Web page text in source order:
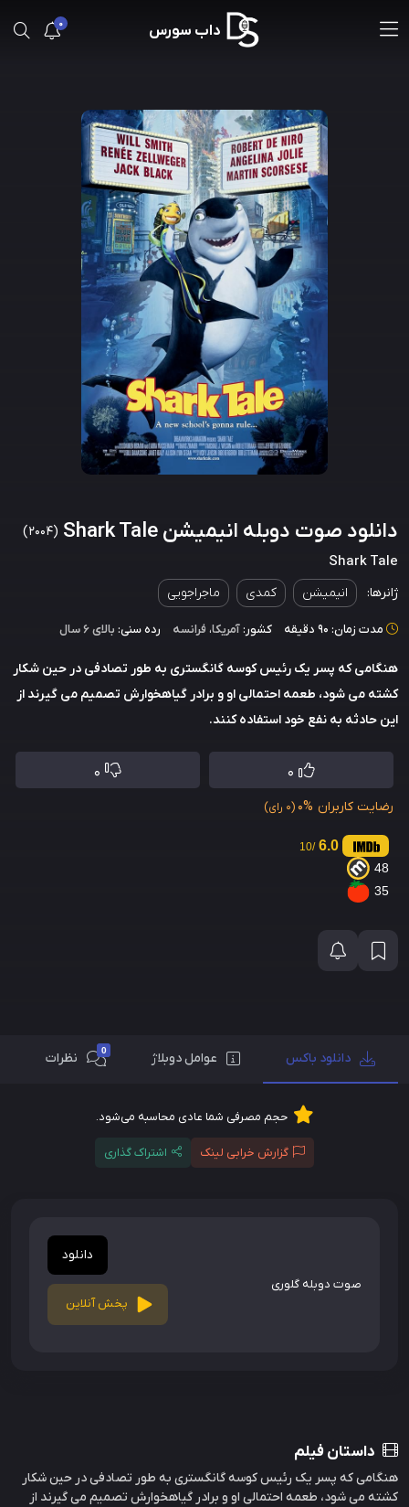
0 داب سورس
دانلود صوت دوبله انیمیشن Shark Tale (2004)
Shark Tale
ژانرها: انیمیشن کمدی ماجراجویی
مدت زمان: 90 دقیقه کشور:آمریکا، فرانسه رده سنی: بالای ۶ سال
هنگامی که پسر یک رئیس کوسه گانگستری به طور تصادفی در حین شکار
کشته می شود، طعمه احتمالی او و برادر گیاهخوارش تصمیم می گیرند از
این حادثه به نفع خود استفاده کنند.
0
0
رضایت کاربران 0% (0 رای)
6.0
/10
48
35
دانلود باکس عوامل دوبلاژ 0 نظرات
حجم مصرفی شما عادی محاسبه می‌شود.
گزارش خرابی لینک اشتراک گذاری
صوت دوبله گلوری
دانلود
پخش آنلاین
داستان فیلم
هنگامی که پسر یک رئیس کوسه گانگستری به طور تصادفی در حین شکار
کشته می شود، طعمه احتمالی او و برادر گیاهخوارش تصمیم می گیرند از